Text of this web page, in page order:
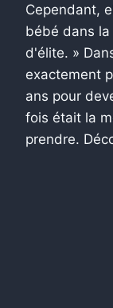
Cependant,
bébé dans
d'élite. »
exactement
ans pour
fois était la
prendre.